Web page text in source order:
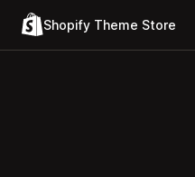
Shopify Theme Store